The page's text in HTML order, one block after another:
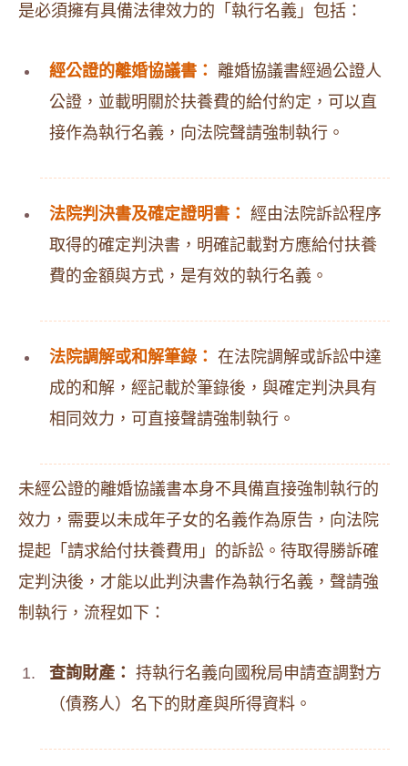
是必須擁有具備法律效力的「執行名義」包括：
經公證的離婚協議書：
離婚協議書經過公證人
公證，並載明關於扶養費的給付約定，可以直
接作為執行名義，向法院聲請強制執行。
法院判決書及確定證明書： 經由法院訴訟程序
取得的確定判決書，明確記載對方應給付扶養
費的金額與方式，是有效的執行名義。
法院調解或和解筆錄： 在法院調解或訴訟中達
成的和解，經記載於筆錄後，與確定判決具有
相同效力，可直接聲請強制執行。
未經公證的離婚協議書本身不具備直接強制執行的
效力，需要以未成年子女的名義作為原告，向法院
提起「請求給付扶養費用」的訴訟。待取得勝訴確
定判決後，才能以此判決書作為執行名義，聲請強
制執行，流程如下：
查詢財產： 持執行名義向國稅局申請查調對方
（債務人）名下的財產與所得資料。